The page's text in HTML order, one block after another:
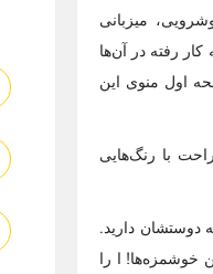
میزبانی
رفته در آ‌ن‌ها
اول منوی این
با رنگ‌هایی
دوستشان دارید.
خوشمزه‌ها! ا را